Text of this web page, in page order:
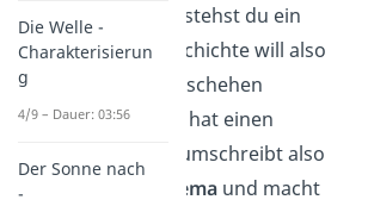
einer Allegorie verstehst du ein
Gleichnis. Die Geschichte will also
nicht ein reales Geschehen
erzählen, sondern hat einen
. Sie umschreibt also
ein
abstraktes Thema und macht
Die Welle -
Charakterisierun
g
4/9 – Dauer: 03:56
Der Sonne nach
-